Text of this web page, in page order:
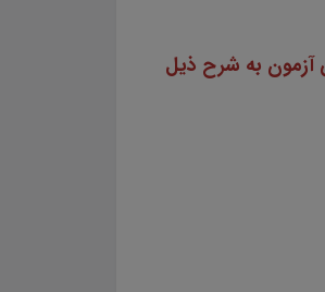
استخدامی سال ۱۴۰۳ را برای داوطلبین این آزمون به شرح ذیل